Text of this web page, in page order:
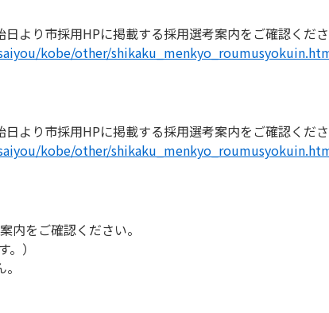
より市採用HPに掲載する採用選考案内をご確認くださ
kobe/other/
より市採用HPに掲載する採用選考案内をご確認くださ
kobe/other/
内をご確認ください。
）